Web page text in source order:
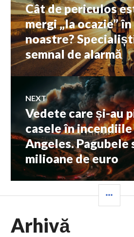
în
articole
Previous
post:
Cât de periculos
mergi „la ocazie”
noastre?
semnal de alarmă
NEXT
Next
post:
Vedete care și-au
casele în
Angeles. Pagubele
milioane de euro
Arhivă